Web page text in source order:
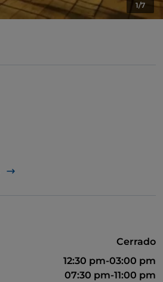
1/7
Cerrado
12:30 pm-03:00 pm
07:30 pm-11:00 pm